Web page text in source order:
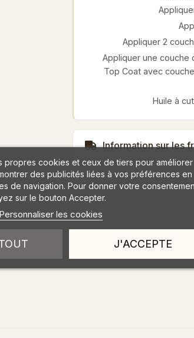
Appliquer 2
Appliquer une couche
Top Coat avec
Huile à
Information sur les
propres cookies et ceux de tiers pour améliorer
des publicités liées à vos préférences en
de navigation. Pour donner votre
sur le bouton Accepter.
Personnaliser les cookies
J'ACCEPTE